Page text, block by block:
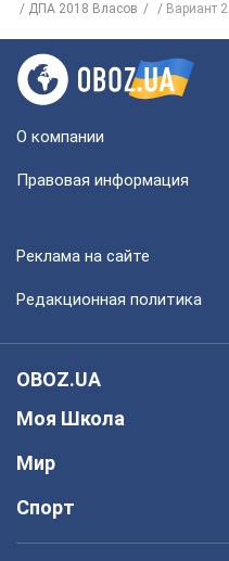
ДПА 2018 Власов
Вариант 2
О компании
Правовая информация
Реклама на сайте
Редакционная политика
OBOZ.UA
Моя Школа
Мир
Спорт